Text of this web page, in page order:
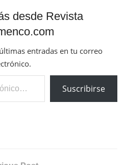
desde Revista
entradas en tu correo
Suscribirse